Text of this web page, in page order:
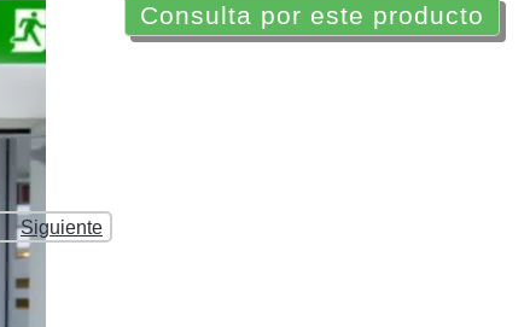
Siguiente
Consulta por este producto